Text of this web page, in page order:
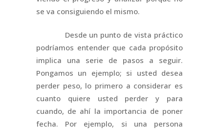
se va consiguiendo el mismo.
Desde un punto de vista práctico
podríamos entender que cada propósito
implica una serie de pasos a seguir.
Pongamos un ejemplo; si usted desea
perder peso, lo primero a considerar es
cuanto quiere usted perder y para
cuando, de ahí la importancia de poner
fecha. Por ejemplo, si una persona